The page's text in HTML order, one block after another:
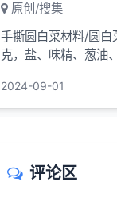
原创/搜集
手撕圆白菜材料/圆
克，盐、味精、葱油
2024-09-01
评论区